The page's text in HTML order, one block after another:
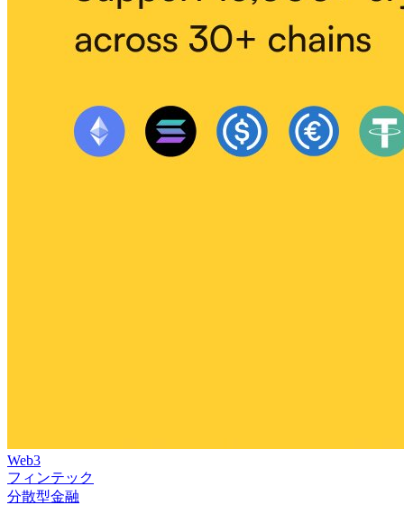
Web3
フィンテック
分散型金融